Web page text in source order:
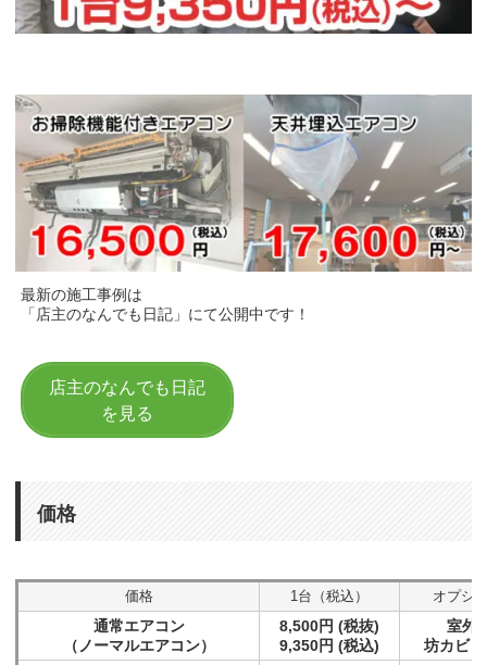
最新の施工事例は
「店主のなんでも日記」にて公開中です！
店主のなんでも日記
を見る
価格
価格 1台（税込） オプシ
通常エアコン
（ノーマルエアコン）
8,500円 (税抜)
9,350円 (税込)
室外
坊カビ